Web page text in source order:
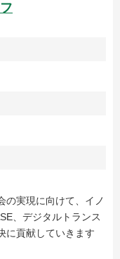
の実現に向けて、イノ
、デジタルトランス
に貢献していきます